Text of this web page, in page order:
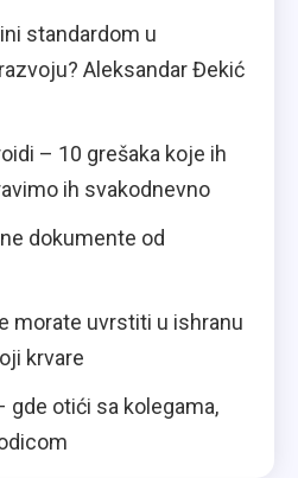
standardom u
Aleksandar Đekić
– 10 grešaka koje ih
ih svakodnevno
dokumente od
morate uvrstiti u ishranu
krvare
gde otići sa kolegama,